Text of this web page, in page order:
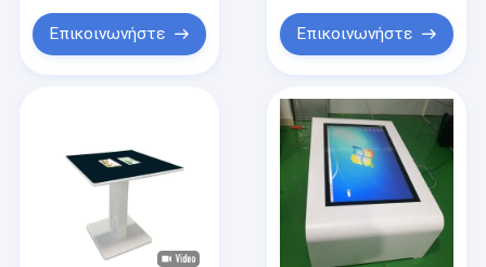
Επικοινωνήστε Επικοινωνήστε